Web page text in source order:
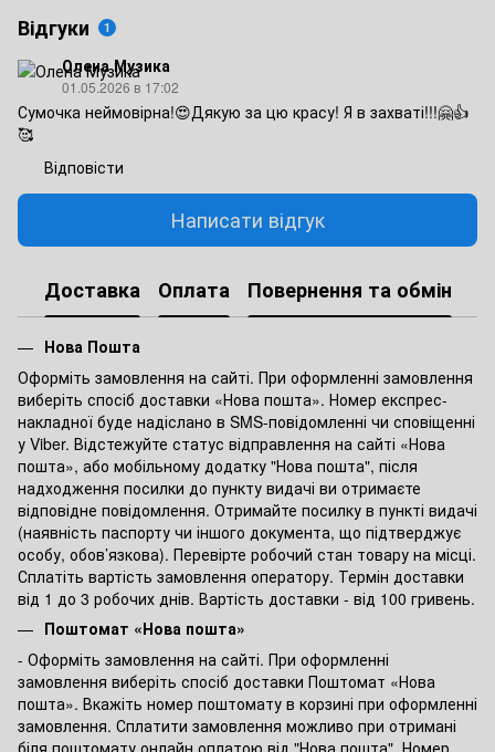
Відгуки 1
Олена Музика
01.05.2026 в 17:02
Сумочка неймовірна!😍Дякую за цю красу! Я в захваті!!!🤗👍
🥰
Відповісти
Написати відгук
Доставка Оплата Повернення та обмін
Нова Пошта
Оформіть замовлення на сайті. При оформленні замовлення
виберіть спосіб доставки «Нова пошта». Номер експрес-
накладної буде надіслано в SMS-повідомленні чи сповіщенні
у Viber. Відстежуйте статус відправлення на сайті «Нова
пошта», або мобільному додатку "Нова пошта", після
надходження посилки до пункту видачі ви отримаєте
відповідне повідомлення. Отримайте посилку в пункті видачі
(наявність паспорту чи іншого документа, що підтверджує
особу, обов’язкова). Перевірте робочий стан товару на місці.
Сплатіть вартість замовлення оператору. Термін доставки
від 1 до 3 робочих днів. Вартість доставки - від 100 гривень.
Поштомат «Нова пошта»
- Оформіть замовлення на сайті. При оформленні
замовлення виберіть спосіб доставки Поштомат «Нова
пошта». Вкажіть номер поштомату в корзині при оформленні
замовлення. Сплатити замовлення можливо при отримані